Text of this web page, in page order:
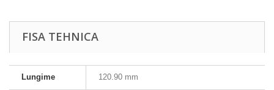
FISA TEHNICA
Lungime 120.90 mm